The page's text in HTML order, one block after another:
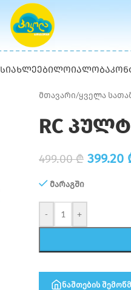
ᲡᲘᲐᲮᲚᲔᲔᲑᲘᲚᲝᲘᲐᲚᲝᲑᲐ
მთავარი/ყველა
RC
499.00₾ 399.20
მარაგში
- +
ნაშთების